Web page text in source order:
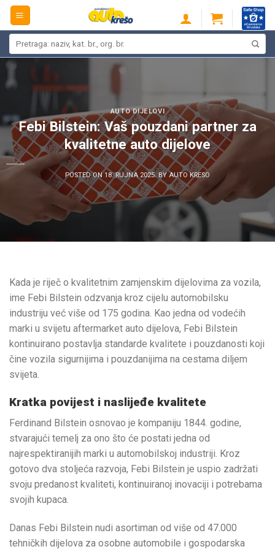
Skip
content
AUTO DIJELOVI
Febi Bilstein: Vaš pouzdani partner za
kvalitetne auto dijelove
POSTED ON18. RUJNA 2025. BY AUTO KRESO
Kada je riječ o kvalitetnim zamjenskim dijelovima za vozila,
ime Febi Bilstein odzvanja kroz cijelu automobilsku
industriju već više od 175 godina. Kao jedna od vodećih
marki u svijetu aftermarket auto dijelova, Febi Bilstein
kontinuirano postavlja standarde kvalitete i pouzdanosti koji
čine vozila sigurnijima i pouzdanijima na cestama diljem
svijeta.
Kratka povijest i naslijeđe kvalitete
Ferdinand Bilstein osnovao je kompaniju 1844. godine,
stvarajući temelj za ono što će postati jedna od
najrespektiranijih marki u automobilskoj industriji. Kroz
gotovo dva stoljeća razvoja, Febi Bilstein je uspio zadržati
svoju predanost kvaliteti, kontinuiranoj inovaciji i potrebama
svojih kupaca.
Danas Febi Bilstein nudi asortiman od više od 47.000
tehničkih dijelova za osobne automobile i gospodarska